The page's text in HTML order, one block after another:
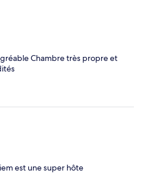
Chambre très propre et
est une super hôte